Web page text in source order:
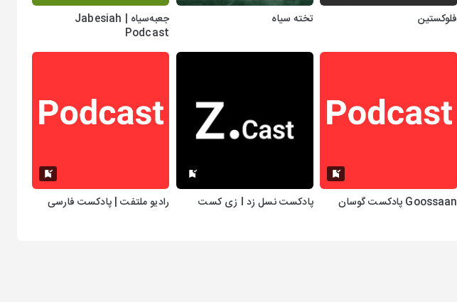
فلوکستین تخته سیاه
جعبه‌سیاه | Jabesiah
Podcast
Goossaan پادکست گوسان پادکست نسل زد I زی کست رادیو ملتفت | پادکست فارسی